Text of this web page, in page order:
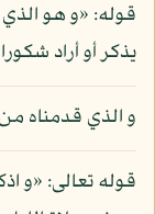
قوله: «و هو الذي
يذكر أو أراد
و الذي قدمناه
قوله تعالى: «و